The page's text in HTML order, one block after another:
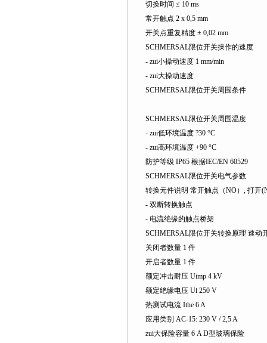
切换时间 ≤ 10 ms
常开触点 2 x 0,5 mm
开关点重复精度 ± 0,02 mm
SCHMERSAL限位开关操作的速度
- zui小操动速度 1 mm/min
- zui大操动速度
SCHMERSAL限位开关周围条件
SCHMERSAL限位开关周围温度
- zui低环境温度 ?30 °C
- zui高环境温度 +90 °C
防护等级 IP65 根据IEC/EN 60529
SCHMERSAL限位开关电气参数
转换元件说明 常开触点（NO）, 打开
- 双断转换触点
- 电流绝缘的触点桥架
SCHMERSAL限位开关转换原理 速动
关闭者数量 1 件
开启者数量 1 件
额定冲击耐压 Uimp 4 kV
额定绝缘电压 Ui 250 V
热测试电流 Ithe 6 A
应用类别 AC-15: 230 V / 2,5 A
zui大保险容量 6 A D型玻璃保险